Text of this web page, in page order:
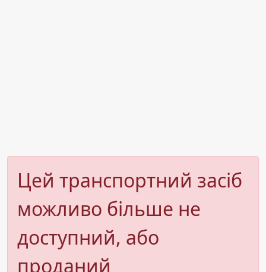
Цей транспортний засіб
можливо більше не
доступний, або
проданий